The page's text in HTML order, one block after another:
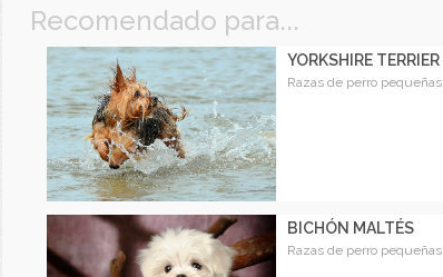
Recomendado para...
YORKSHIRE TERRIER
Razas de perro pequeñas
BICHÓN MALTÉS
Razas de perro pequeñas